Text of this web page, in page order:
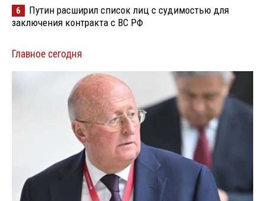
6
Путин расширил список лиц с судимостью для
заключения контракта с ВС РФ
Главное сегодня